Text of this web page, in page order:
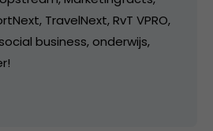
TravelNext, RvT VPRO,
business, onderwijs,